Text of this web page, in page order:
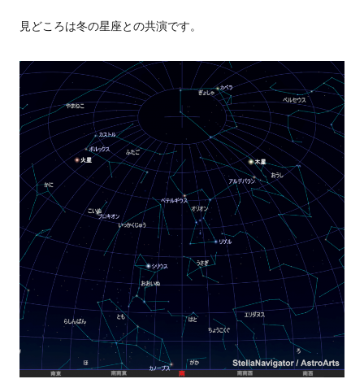
見どころは冬の星座との共演です。